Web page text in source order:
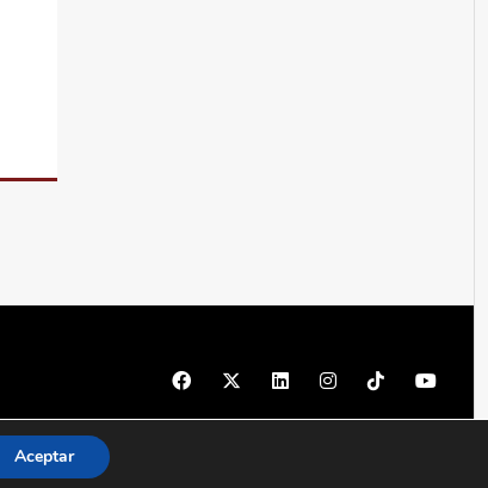
© 1997 - 2026 PRODU - Todos los derechos reservados
Aceptar